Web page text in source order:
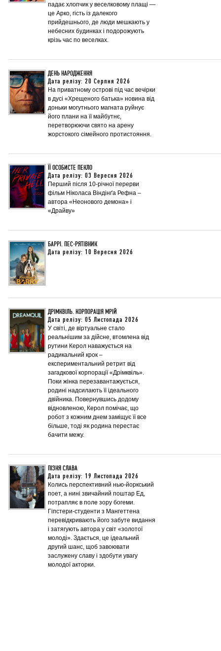
падає хлопчик у веселковому плащі —
це Арко, гість із далекого
прийдешнього, де люди мешкають у
небесних будинках і подорожують
крізь час по веселках.
ДЕНЬ НАРОДЖЕННЯ
Дата релізу: 20 Серпня 2026
На приватному острові під час вечірки
в дусі «Хрещеного батька» новина від
доньки могутнього магната руйнує
його плани на її майбутнє,
перетворюючи свято на арену
жорстокого сімейного протистояння.
ЇЇ ОСОБИСТЕ ПЕКЛО
Дата релізу: 03 Вересня 2026
Перший після 10-річної перерви
фільм Ніколаса Віндінґа Рефна –
автора «Неонового демона» і
«Драйву»
БАРРІ. ПЕС-РЯТІВНИК
Дата релізу: 10 Вересня 2026
ДРІМКВІЛЬ. КОРПОРАЦІЯ МРІЙ
Дата релізу: 05 Листопада 2026
У світі, де віртуальне стало
реальнішим за дійсне, втомлена від
рутини Керол наважується на
радикальний крок –
експериментальний ретрит від
загадкової корпорації «Дрімквіль».
Поки жінка перезавантажується,
родині надсилають її ідеального
двійника. Повернувшись додому
відновленою, Керол помічає, що
робот з кожним днем заміщує її все
більше, тоді як родина перестає
бачити межу.
ПІЗНЯ СЛАВА
Дата релізу: 19 Листопада 2026
Колись перспективний нью-йоркський
поет, а нині звичайний поштар Ед,
потрапляє в поле зору богеми.
Гіпстери-студенти з Мангеттена
перевідкривають його забуте видання
і затягують автора у світ «золотої
молоді». Здається, це ідеальний
другий шанс, щоб завоювати
заслужену славу і здобути увагу
молодої акторки.